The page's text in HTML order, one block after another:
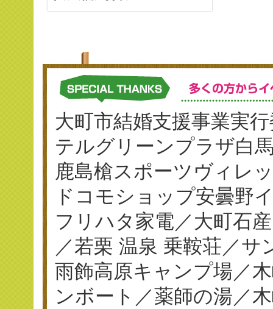
大町市結婚支援事業実
テルグリーンプラザ白
鹿島槍スポーツヴィレ
ドコモショップ安曇野
フリハタ家電／大町石
／若栗 温泉 乗鞍荘／
雨飾高原キャンプ場／
ンボート／薬師の湯／